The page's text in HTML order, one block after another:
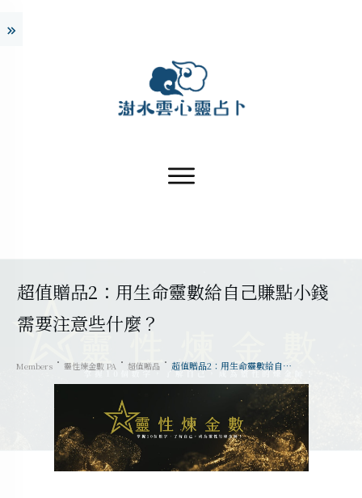
超值贈品2：用生命靈數給自己賺點小錢
需要注意些什麼？
Members 靈性煉金數 PA 超值贈品 超值贈品2：用生命靈數給自己賺點小錢需要注意些什麼？